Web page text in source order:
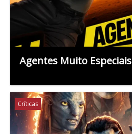
Agentes Muito Especiais
Críticas